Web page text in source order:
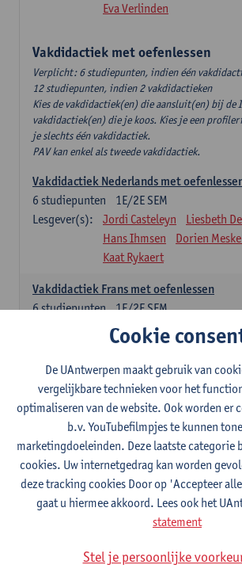
Eva Verlinden
Vakdidactiek met oefenlessen
Verplicht: 6 studiepunten, indien één
12 studiepunten, indien 2 vakdidactieken
Kies de vakdidactiek(en) die aansluit(en) bij
vakdidactiek(en) die je koos. Kies je een
je slechts één vakdidactiek.
PAV kan enkel als tweede vakdidactiek.
Vakdidactiek Nederlands met
1E/2E SEM
6 studiepunten
Lesgever(s):
Jordi Casteleyn
Liesbeth
Hans Ihmsen
Dorien
Kaat Rykaert
Vakdidactiek Frans met oefenlessen
1E/2E SEM
6studiepunten
Mathea Simons
Veronik
Mark Demyttenaere
Yann
Karen Van De Putte
Vakdidactiek Engels met oefenlessen
1E/2E SEM
6studiepunten
Lesgever(s):
Tom Smits
Ellen De Breuker
Nele Kempenaers
Joke
Vakdidactiek Duits met oefenlessen
1E/2E SEM
6studiepunten
Tom Smits Marise Van
Vakdidactiek Nederlands niet-thuistaal
Cookie
De UAntwerpen maakt gebruik van
vergelijkbare technieken voor het
optimaliseren van de website. Ook worden er
b.v. YouTubefilmpjes te kunnen
marketingdoeleinden. Deze laatste categorie
cookies. Uw internetgedrag kan worden
deze tracking cookies Door op 'Accepteer
gaat u hiermee akkoord. Lees ook het
statement
Stel je persoonlijke